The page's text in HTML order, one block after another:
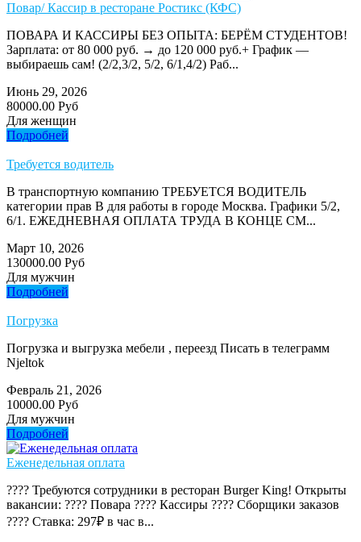
Повар/ Кассир в ресторане Ростикс (КФС)
ПОВАРА И КАССИРЫ БЕЗ ОПЫТА: БЕРЁМ СТУДЕНТОВ!
Зарплата: от 80 000 руб. → до 120 000 руб.+ График —
выбираешь сам! (2/2,3/2, 5/2, 6/1,4/2) Раб...
Июнь 29, 2026
80000.00 Руб
Для женщин
Подробней
Требуется водитель
В транспортную компанию ТРЕБУЕТСЯ ВОДИТЕЛЬ
категории прав В для работы в городе Москва. Графики 5/2,
6/1. ЕЖЕДНЕВНАЯ ОПЛАТА ТРУДА В КОНЦЕ СМ...
Март 10, 2026
130000.00 Руб
Для мужчин
Подробней
Погрузка
Погрузка и выгрузка мебели , переезд Писать в телеграмм
Njeltok
Февраль 21, 2026
10000.00 Руб
Для мужчин
Подробней
Еженедельная оплата
???? Требуются сотрудники в ресторан Burger King! Открыты
вакансии: ???? Повара ???? Кассиры ???? Сборщики заказов
???? Ставка: 297₽ в час в...